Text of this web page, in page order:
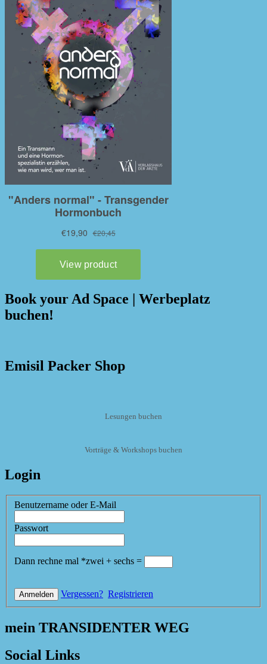
Book your Ad Space | Werbeplatz
buchen!
Emisil Packer Shop
Lesungen buchen
Vorträge & Workshops buchen
Login
Benutzername oder E-Mail
Passwort
Dann rechne mal *zwei + sechs =
Vergessen? Registrieren
mein TRANSIDENTER WEG
Social Links